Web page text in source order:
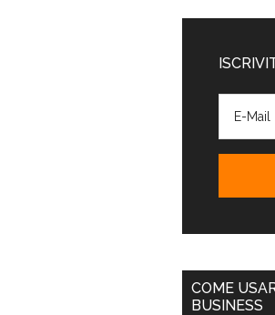
COME
BUSINESS